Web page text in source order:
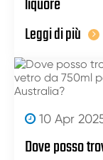
liquore
Leggi di più
10 Apr
Dove posso